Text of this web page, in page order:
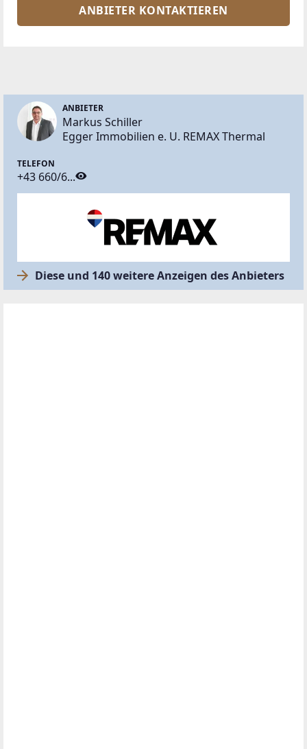
ANBIETER KONTAKTIEREN
ANBIETER
Markus Schiller
Egger Immobilien e. U. REMAX Thermal
TELEFON
+43 660/6...
Diese und 140 weitere Anzeigen des Anbieters